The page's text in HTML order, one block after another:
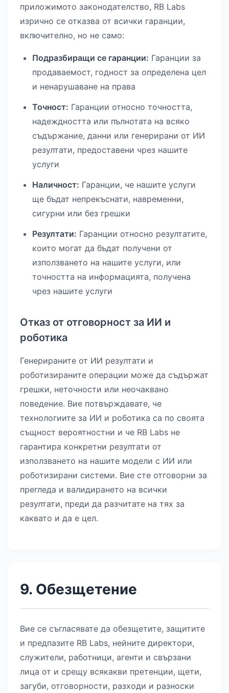
приложимото законодателство, RB Labs
изрично се отказва от всички гаранции,
включително, но не само:
Подразбиращи се гаранции: Гаранции за
продаваемост, годност за определена цел
и ненарушаване на права
Точност: Гаранции относно точността,
надеждността или пълнотата на всяко
съдържание, данни или генерирани от ИИ
резултати, предоставени чрез нашите
услуги
Наличност: Гаранции, че нашите услуги
ще бъдат непрекъснати, навременни,
сигурни или без грешки
Резултати: Гаранции относно резултатите,
които могат да бъдат получени от
използването на нашите услуги, или
точността на информацията, получена
чрез нашите услуги
Отказ от отговорност за ИИ и
роботика
Генерираните от ИИ резултати и
роботизираните операции може да съдържат
грешки, неточности или неочаквано
поведение. Вие потвърждавате, че
технологиите за ИИ и роботика са по своята
същност вероятностни и че RB Labs не
гарантира конкретни резултати от
използването на нашите модели с ИИ или
роботизирани системи. Вие сте отговорни за
прегледа и валидирането на всички
резултати, преди да разчитате на тях за
каквато и да е цел.
9. Обезщетение
Вие се съгласявате да обезщетите, защитите
и предпазите RB Labs, нейните директори,
служители, работници, агенти и свързани
лица от и срещу всякакви претенции, щети,
загуби, отговорности, разходи и разноски